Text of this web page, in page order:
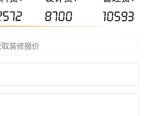
装修报价